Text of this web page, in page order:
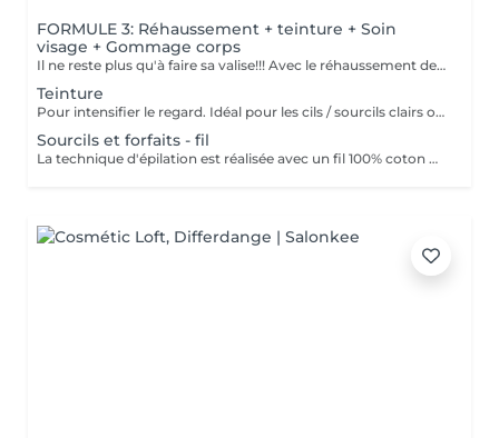
FORMULE 3: Réhaussement + teinture + Soin
visage + Gommage corps
Il ne reste plus qu'à faire sa valise!!! Avec le réhaussement des cils et la teinture, plus besoin de mascara, la tranquillité assurée pendant les vacances Soin du visage Bora Bora ( gommage et massage à l'huile de coco) Gommage corps (monoï ou coco) parfait pour préparer la peau à l'été, au soleil, à la plage, au bronzage Pour plus de précision, n'hésitez pas whatsapp, SMS ou appel au 661 555 858
Teinture
Pour intensifier le regard. Idéal pour les cils / sourcils clairs ou grisonnants. La teinture prend sur les poils. Sur la peau la teinture ne restera qu'un ou deux jours. (L'idéal étant de venir sans maquillage)
Sourcils et forfaits - fil
La technique d'épilation est réalisée avec un fil 100% coton pour votre plus grand confort.